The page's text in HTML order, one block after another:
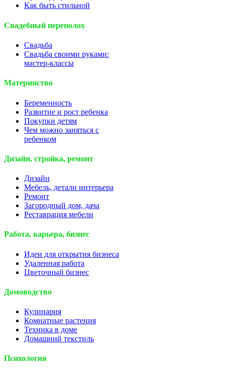
Как быть стильной
Свадебный переполох
Свадьба
Свадьба своими руками:
мастер-классы
Материнство
Беременность
Развитие и рост ребенка
Покупки детям
Чем можно заняться с
ребенком
Дизайн, стройка, ремонт
Дизайн
Мебель, детали интерьера
Ремонт
Загородный дом, дача
Реставрация мебели
Работа, карьера, бизнес
Идеи для открытия бизнеса
Удаленная работа
Цветочный бизнес
Домоводство
Кулинария
Комнатные растения
Техника в доме
Домашний текстиль
Психология